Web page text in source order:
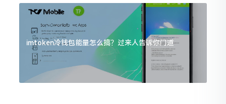
imtoken冷钱包能量怎么搞？过来人告诉你门道